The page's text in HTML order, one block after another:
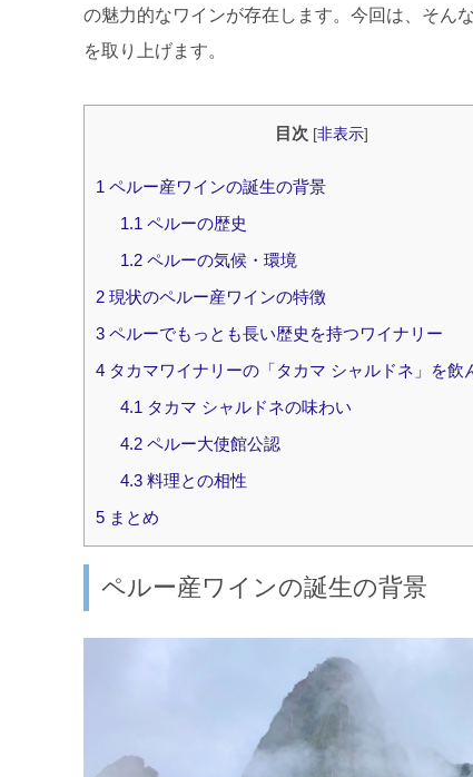
の魅力的なワインが存在します。今回は、そん
を取り上げます。
目次 [非表示]
1 ペルー産ワインの誕生の背景
1.1 ペルーの歴史
1.2 ペルーの気候・環境
2現状のペルー産ワインの特徴
3ペルーでもっとも長い歴史を持つワイナリー
4タカマワイナリーの「タカマ シャルドネ」を飲
4.1 タカマ シャルドネの味わい
4.2 ペルー大使館公認
4.3 料理との相性
5まとめ
ペルー産ワインの誕生の背景